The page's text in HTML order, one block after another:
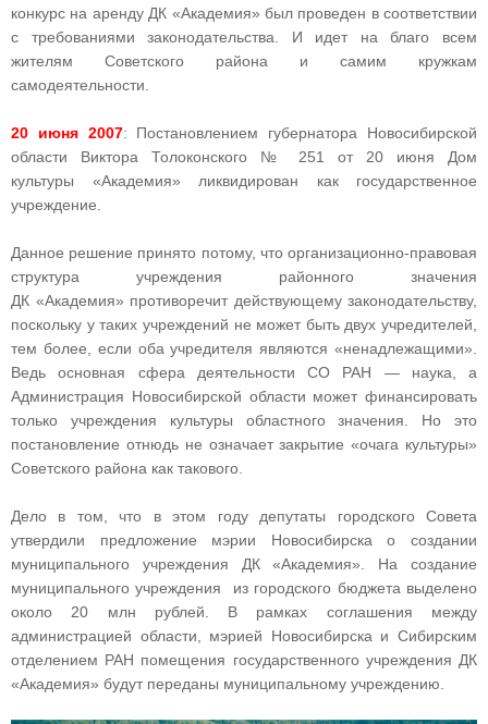
конкурс на аренду ДК «Академия» был проведен в соответствии
с требованиями законодательства. И идет на благо всем
жителям Советского района и самим кружкам
самодеятельности.
20 июня 2007: Постановлением губернатора Новосибирской
области Виктора Толоконского № 251 от 20 июня Дом
культуры «Академия» ликвидирован как государственное
учреждение.
Данное решение принято потому, что организационно-правовая
структура учреждения районного значения
ДК «Академия» противоречит действующему законодательству,
поскольку у таких учреждений не может быть двух учредителей,
тем более, если оба учредителя являются «ненадлежащими».
Ведь основная сфера деятельности СО РАН — наука, а
Администрация Новосибирской области может финансировать
только учреждения культуры областного значения. Но это
постановление отнюдь не означает закрытие «очага культуры»
Советского района как такового.
Дело в том, что в этом году депутаты городского Совета
утвердили предложение мэрии Новосибирска о создании
муниципального учреждения ДК «Академия». На создание
муниципального учреждения из городского бюджета выделено
около 20 млн рублей. В рамках соглашения между
администрацией области, мэрией Новосибирска и Сибирским
отделением РАН помещения государственного учреждения ДК
«Академия» будут переданы муниципальному учреждению.